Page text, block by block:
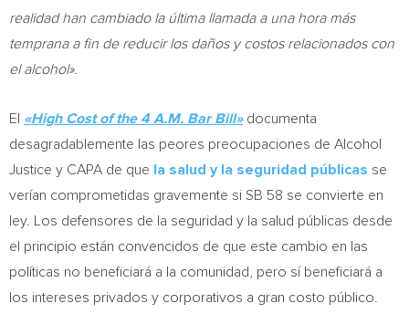
realidad han cambiado la última llamada a una hora más
temprana a fin de reducir los daños y costos relacionados con
el alcohol».
El «High Cost of the 4 A.M. Bar Bill» documenta
desagradablemente las peores preocupaciones de Alcohol
Justice y CAPA de que
la salud y la seguridad públicas se
verían comprometidas gravemente si SB 58 se convierte en
ley. Los defensores de la seguridad y la salud públicas desde
el principio están convencidos de que este cambio en las
políticas no beneficiará a la comunidad, pero sí beneficiará a
los intereses privados y corporativos a gran costo público.